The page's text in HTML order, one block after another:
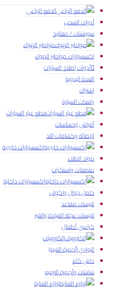
الدفع الرباعي
أدوات السحب
سويتشات / مفاتيح
مواطير الهواء
اكسسوارات مواطير الهواء
أدوات إصلاح السيارات
العدة اليدوية
إشتراك
رافعات السيارة
قطع غيار السيارات
أفياش وحساسات
الإضائة وكشافات اللد
إكسسوارات خارجية
مواد الطلاء
ملصقات واستكرات
إكسسوارات داخلية
حامل جوال واكواب
تلبيسات مقاعد
تلبيسات عجلة القيادة والقير
كراسي أطفال
إلكترونيات
البواري (أجهزة التنبيه)
داش كام
شاشات وأجهزة الترفيه
لوازم العناية